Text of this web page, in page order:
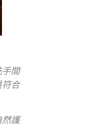
手間
符合
然護